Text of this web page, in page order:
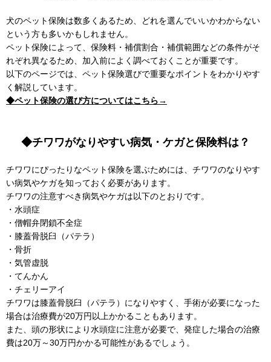
犬のペット保険は数多くあるため、どれを選んでいいかわからない
という方も多いかもしれません。
ペット保険によって、保険料・補償割合・補償範囲などの条件がそ
れぞれ異なるため、加入前によく調べておくことが重要です。
以下のページでは、ペット保険選びで重要なポイントをわかりやす
く解説しています。
◆ペット保険の選び方についてはこちら→
◆チワワがなりやすい病気・ケガと保険料は？
チワワにぴったりなペット保険を選ぶためには、チワワのなりやす
い病気やケガを知っておく必要があります。
チワワの注意すべき病気やケガは以下のとおりです。
・水頭症
・僧帽弁閉鎖不全症
・膝蓋骨脱臼（パテラ）
・骨折
・気管虚脱
・てんかん
・チェリーアイ
チワワは膝蓋骨脱臼（パテラ）になりやすく、手術が必要になった
場合は治療費が20万円以上かかることもあります。
また、頭の形状により水頭症に注意が必要で、発症した場合の治療
費は20万～30万円かかる可能性があるでしょう。